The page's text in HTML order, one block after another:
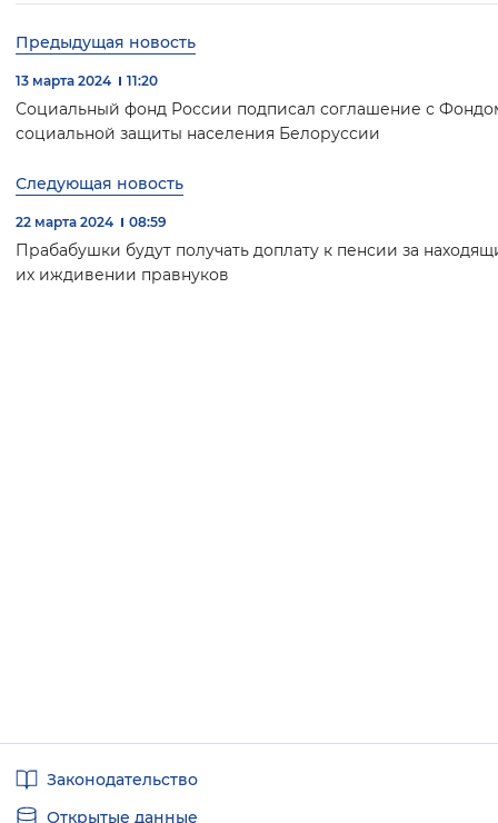
Предыдущая новость
13 марта 2024 11:20
Социальный фонд России подписал соглашение с
социальной защиты населения Белоруссии
Следующая новость
22 марта 2024 08:59
Прабабушки будут получать доплату к пенсии за
их иждивении правнуков
ссылкиЗаконодательство
Открытые данные